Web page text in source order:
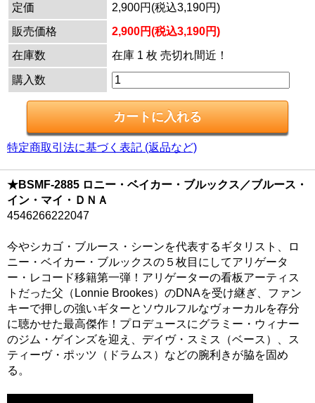
定価
2,900円(税込3,190円)
販売価格
2,900円(税込3,190円)
在庫数
在庫 1 枚 売切れ間近！
購入数
特定商取引法に基づく表記 (返品など)
★BSMF-2885 ロニー・ベイカー・ブルックス／ブルース・
イン・マイ・ＤＮＡ
4546266222047
今やシカゴ・ブルース・シーンを代表するギタリスト、ロ
ニー・ベイカー・ブルックスの５枚目にしてアリゲータ
ー・レコード移籍第一弾！アリゲーターの看板アーティス
トだった父（Lonnie Brookes）のDNAを受け継ぎ、ファン
キーで押しの強いギターとソウルフルなヴォーカルを存分
に聴かせた最高傑作！プロデュースにグラミー・ウィナー
のジム・ゲインズを迎え、デイヴ・スミス（ベース）、ス
ティーヴ・ポッツ（ドラムス）などの腕利きが脇を固め
る。